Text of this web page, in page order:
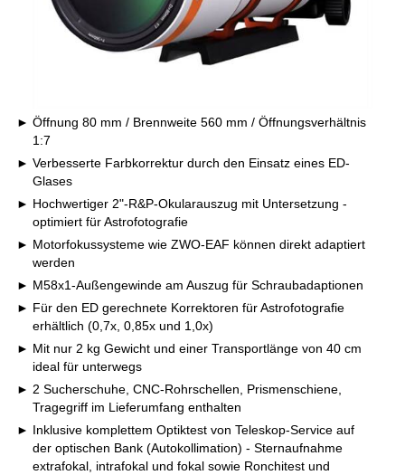
Öffnung 80 mm / Brennweite 560 mm / Öffnungsverhältnis
1:7
Verbesserte Farbkorrektur durch den Einsatz eines ED-
Glases
Hochwertiger 2"-R&P-Okularauszug mit Untersetzung -
optimiert für Astrofotografie
Motorfokussysteme wie ZWO-EAF können direkt adaptiert
werden
M58x1-Außengewinde am Auszug für Schraubadaptionen
Für den ED gerechnete Korrektoren für Astrofotografie
erhältlich (0,7x, 0,85x und 1,0x)
Mit nur 2 kg Gewicht und einer Transportlänge von 40 cm
ideal für unterwegs
2 Sucherschuhe, CNC-Rohrschellen, Prismenschiene,
Tragegriff im Lieferumfang enthalten
Inklusive komplettem Optiktest von Teleskop-Service auf
der optischen Bank (Autokollimation) - Sternaufnahme
extrafokal, intrafokal und fokal sowie Ronchitest und